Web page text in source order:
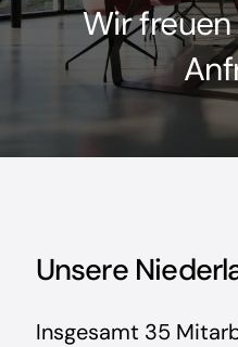
Wir
Unsere
Insgesamt 35